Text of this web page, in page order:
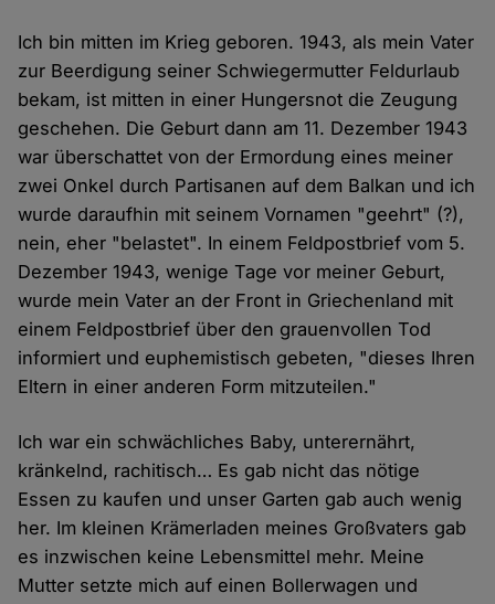
Ich bin mitten im Krieg geboren. 1943, als mein Vater
zur Beerdigung seiner Schwiegermutter Feldurlaub
bekam, ist mitten in einer Hungersnot die Zeugung
geschehen. Die Geburt dann am 11. Dezember 1943
war überschattet von der Ermordung eines meiner
zwei Onkel durch Partisanen auf dem Balkan und ich
wurde daraufhin mit seinem Vornamen "geehrt" (?),
nein, eher "belastet". In einem Feldpostbrief vom 5.
Dezember 1943, wenige Tage vor meiner Geburt,
wurde mein Vater an der Front in Griechenland mit
einem Feldpostbrief über den grauenvollen Tod
informiert und euphemistisch gebeten, "dieses Ihren
Eltern in einer anderen Form mitzuteilen."
Ich war ein schwächliches Baby, unterernährt,
kränkelnd, rachitisch… Es gab nicht das nötige
Essen zu kaufen und unser Garten gab auch wenig
her. Im kleinen Krämerladen meines Großvaters gab
es inzwischen keine Lebensmittel mehr. Meine
Mutter setzte mich auf einen Bollerwagen und